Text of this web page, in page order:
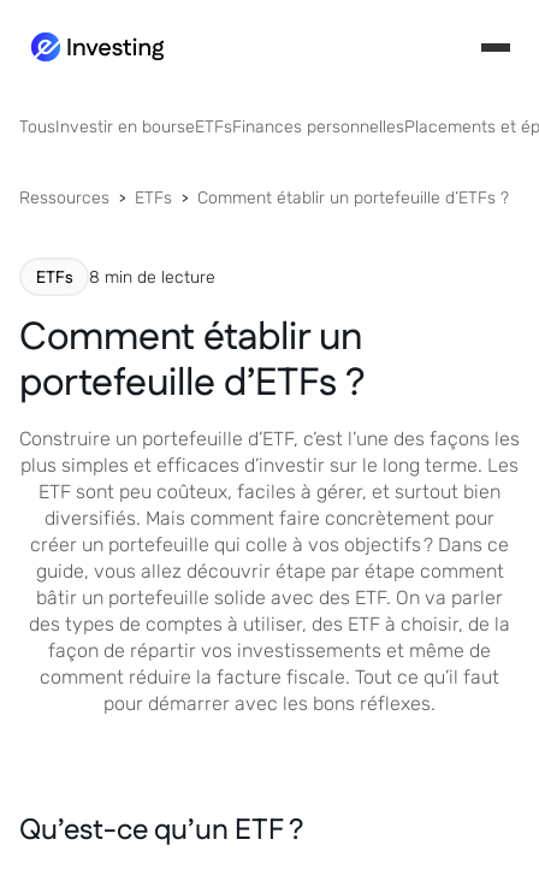
TousInvestir en bourseETFsFinances personnellesPlacements et
Ressources ETFs Comment établir un portefeuille d’ETFs ?
ETFs 8 min de lecture
Comment établir un
portefeuille d’ETFs ?
Construire un portefeuille d’ETF, c’est l’une des façons les
plus simples et efficaces d’investir sur le long terme. Les
ETF sont peu coûteux, faciles à gérer, et surtout bien
diversifiés. Mais comment faire concrètement pour
créer un portefeuille qui colle à vos objectifs ? Dans ce
guide, vous allez découvrir étape par étape comment
bâtir un portefeuille solide avec des ETF. On va parler
des types de comptes à utiliser, des ETF à choisir, de la
façon de répartir vos investissements et même de
comment réduire la facture fiscale. Tout ce qu’il faut
pour démarrer avec les bons réflexes.
Qu’est-ce qu’un ETF ?